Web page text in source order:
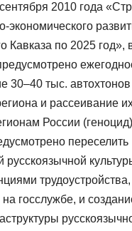
2010 года
экономического
Кавказа по 2025 год»,
30–40 тыс. автохтонов
и рассеивание
России
переселить
русскоязычной
трудоустройства,
госслужбе, и